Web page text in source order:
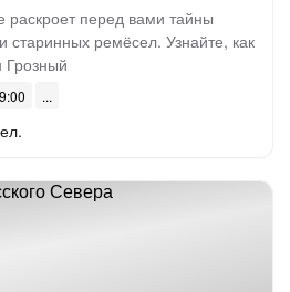
раскроет перед вами тайны
старинных ремёсел. Узнайте, как
Грозный